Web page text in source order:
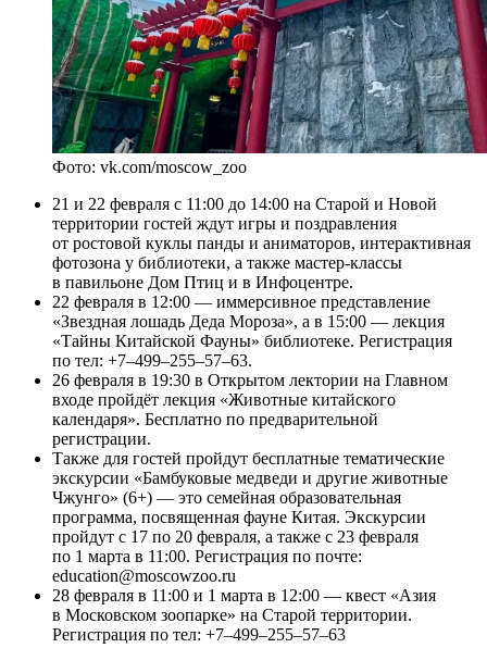
Фото: vk.com/moscow_zoo
21 и 22 февраля с 11:00 до 14:00 на Старой и Новой
территории гостей ждут игры и поздравления
от ростовой куклы панды и аниматоров, интерактивная
фотозона у библиотеки, а также мастер-классы
в павильоне Дом Птиц и в Инфоцентре.
22 февраля в 12:00 — иммерсивное представление
«Звездная лошадь Деда Мороза», а в 15:00 — лекция
«Тайны Китайской Фауны» библиотеке. Регистрация
по тел: +7–499–255–57–63.
26 февраля в 19:30 в Открытом лектории на Главном
входе пройдёт лекция «Животные китайского
календаря». Бесплатно по предварительной
регистрации.
Также для гостей пройдут бесплатные тематические
экскурсии «Бамбуковые медведи и другие животные
Чжунго» (6+) — это семейная образовательная
программа, посвященная фауне Китая. Экскурсии
пройдут с 17 по 20 февраля, а также с 23 февраля
по 1 марта в 11:00. Регистрация по почте:
education@moscowzoo.ru
28 февраля в 11:00 и 1 марта в 12:00 — квест «Азия
в Московском зоопарке» на Старой территории.
Регистрация по тел: +7–499–255–57–63